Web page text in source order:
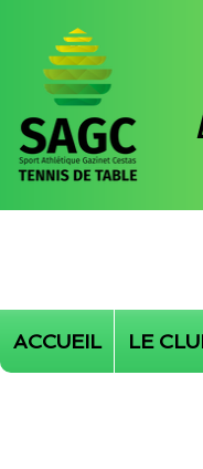
ACCUEIL LE